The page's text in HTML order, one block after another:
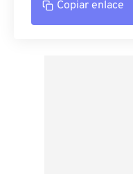
Copiar enlace